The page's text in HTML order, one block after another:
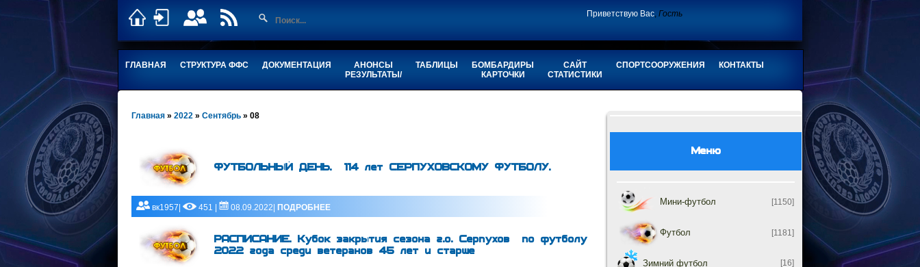
Приветствую Вас,Гость
ГЛАВНАЯ СТРУКТУРА ФФС ДОКУМЕНТАЦИЯ
АНОНСЫ
РЕЗУЛЬТАТЫ/
ТАБЛИЦЫ
БОМБАРДИРЫ
КАРТОЧКИ
САЙТ
СТАТИСТИКИ
СПОРТСООРУЖЕНИЯ КОНТАКТЫ
Главная » 2022 » Сентябрь » 08
ФУТБОЛЬНЫЙ ДЕНЬ. 114 лет СЕРПУХОВСКОМУ ФУТБОЛУ.
вк1957| 451 | 08.09.2022| ПОДРОБНЕЕ
РАСПИСАНИЕ. Кубок закрытия сезона г.о. Серпухов по футболу
2022 года среди ветеранов 45 лет и старше
Меню
Мини-футбол [1150]
Футбол [1181]
Зимний футбол [16]